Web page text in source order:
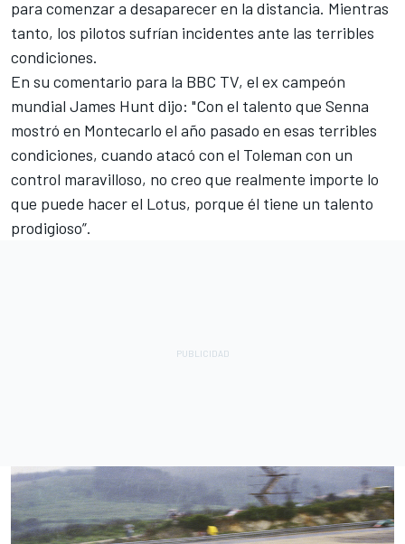
para comenzar a desaparecer en la distancia. Mientras
tanto, los pilotos sufrían incidentes ante las terribles
condiciones.
En su comentario para la BBC TV, el ex campeón
mundial James Hunt dijo: "Con el talento que Senna
mostró en Montecarlo el año pasado en esas terribles
condiciones, cuando atacó con el Toleman con un
control maravilloso, no creo que realmente importe lo
que puede hacer el Lotus, porque él tiene un talento
prodigioso”.